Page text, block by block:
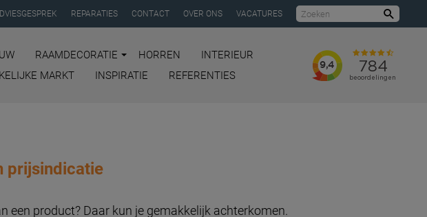
REPARATIES CONTACT OVER ONS VACATURES
RAAMDECORATIE HORREN
INTERIEUR
MARKT INSPIRATIE REFERENTIES
prijsindicatie
een product? Daar kun je gemakkelijk achterkomen.